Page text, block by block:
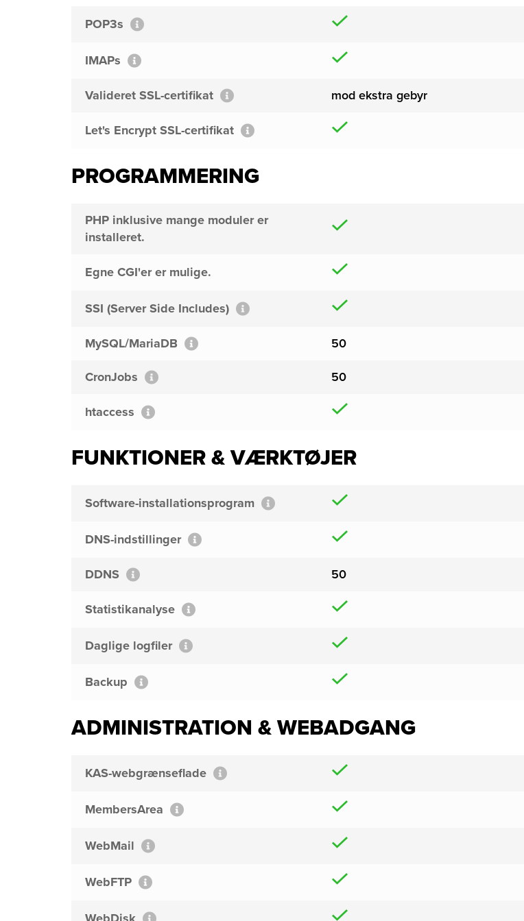
POP3s
IMAPs
Valideret SSL-certifikat mod ekstra gebyr
Let's Encrypt SSL-certifikat
PROGRAMMERING
PHP inklusive mange moduler er
installeret.
Egne CGI'er er mulige.
SSI (Server Side Includes)
MySQL/MariaDB 50
CronJobs 50
htaccess
FUNKTIONER & VÆRKTØJER
Software-installationsprogram
DNS-indstillinger
DDNS 50
Statistikanalyse
Daglige logfiler
Backup
ADMINISTRATION & WEBADGANG
KAS-webgrænseflade
MembersArea
WebMail
WebFTP